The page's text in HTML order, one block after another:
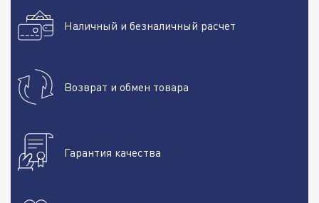
Наличный и безналичный расчет
Возврат и обмен товара
Гарантия качества